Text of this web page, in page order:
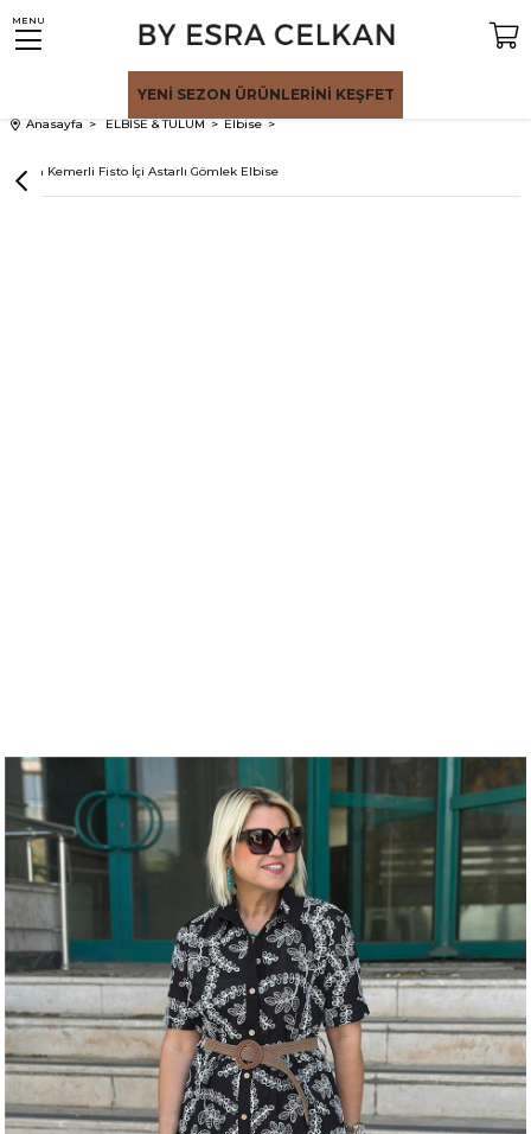
MENU
YENİ SEZON ÜRÜNLERİNİ KEŞFET
Anasayfa ELBİSE & TULUM Elbise
Siyah Kemerli Fisto İçi Astarlı Gömlek Elbise